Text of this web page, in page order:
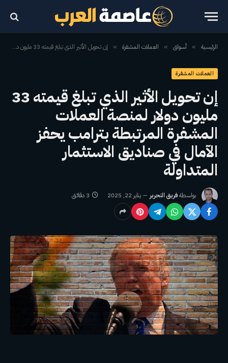
الرئيسية » أسواق » العملات المشفرة » إن تحويل الأثير الذي تبلغ قيمته 33 مليون دولار لمنصة العملات المشفرة المرتبطة بترامب يحفز الآمال في صناديق الاستثمار المتداولة
العملات المشفرة
إن تحويل الأثير الذي تبلغ قيمته 33
مليون دولار لمنصة العملات
المشفرة المرتبطة بترامب يحفز
الآمال في صناديق الاستثمار
المتداولة
بواسطةفريق التحرير يناير 22, 2025 3 دقائق